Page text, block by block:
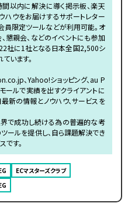
間以内に解決に導く掲示板、楽天
ハウをお届けするサポートレター
員限定ツールなどが利用可能。オ
懇親会、などのイベントにも参加
社に1社となる日本全国2,500シ
います。
、Yahoo!ショッピング、au P
ールで実績を出すクライアントに
新の情報とノウハウ、サービスを
で成功し続ける為の普遍的な考
ールを提供し、自ら課題解決でき
です。
ECマスターズクラブ